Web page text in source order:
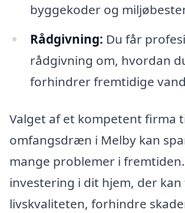
byggekoder og
Rådgivning: Du får
rådgivning om, hvordan
forhindrer fremtidige
Valget af et kompetent firma
omfangsdræn i Melby kan
mange problemer i
investering i dit hjem, der
livskvaliteten, forhindre